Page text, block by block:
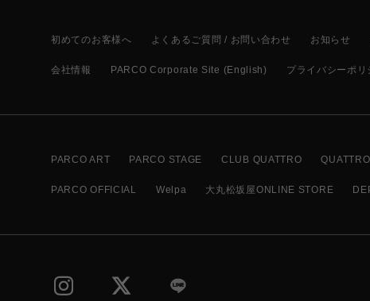
初めてのお客様へ よくあるご質問 / お問い合わせ お知らせ
会社情報 PARCO Corporate Site (English) プライバシーポリ
PARCO ART PARCO STAGE CLUB QUATTRO
PARCO OFFICIAL Welpa 大丸松坂屋ONLINE STORE